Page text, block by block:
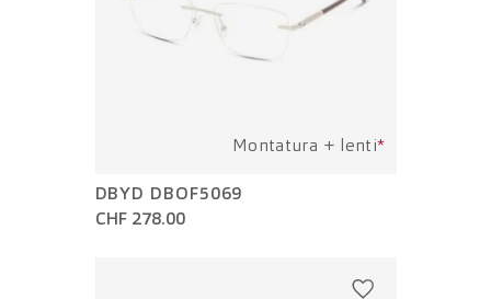
Montatura + lenti*
DBYD DBOF5069
CHF 278.00